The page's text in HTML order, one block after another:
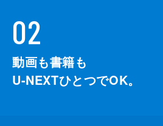
02
動画も書籍も
U-NEXTひとつでOK。